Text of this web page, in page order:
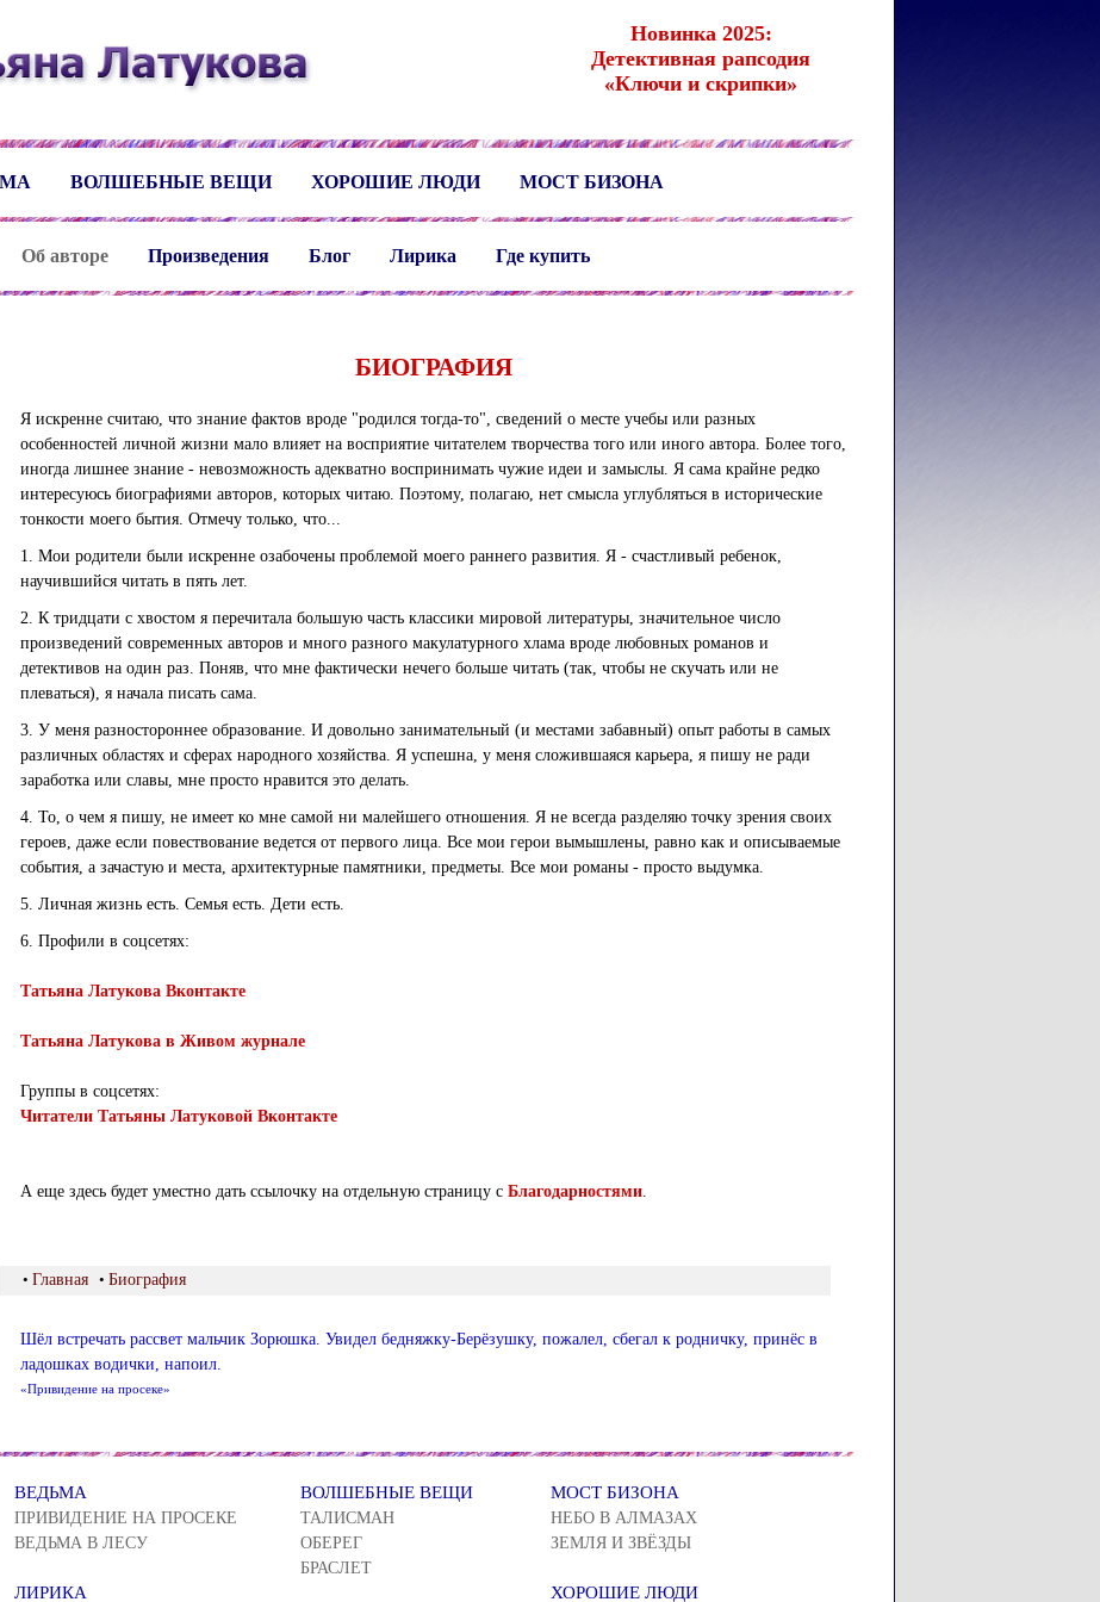
Новинка 2025:
Детективная рапсодия
«Ключи и скрипки»
ВОЛШЕБНЫЕ ВЕЩИ ХОРОШИЕ ЛЮДИ МОСТ БИЗОНА
Об авторе Произведения Блог Лирика Где купить
БИОГРАФИЯ
Я искренне считаю, что знание фактов вроде "родился тогда-то", сведений о месте учебы или разных
особенностей личной жизни мало влияет на восприятие читателем творчества того или иного автора. Более того,
иногда лишнее знание - невозможность адекватно воспринимать чужие идеи и замыслы. Я сама крайне редко
интересуюсь биографиями авторов, которых читаю. Поэтому, полагаю, нет смысла углубляться в исторические
тонкости моего бытия. Отмечу только, что...
1. Мои родители были искренне озабочены проблемой моего раннего развития. Я - счастливый ребенок,
научившийся читать в пять лет.
2. К тридцати с хвостом я перечитала большую часть классики мировой литературы, значительное число
произведений современных авторов и много разного макулатурного хлама вроде любовных романов и
детективов на один раз. Поняв, что мне фактически нечего больше читать (так, чтобы не скучать или не
плеваться), я начала писать сама.
3. У меня разностороннее образование. И довольно занимательный (и местами забавный) опыт работы в самых
различных областях и сферах народного хозяйства. Я успешна, у меня сложившаяся карьера, я пишу не ради
заработка или славы, мне просто нравится это делать.
4. То, о чем я пишу, не имеет ко мне самой ни малейшего отношения. Я не всегда разделяю точку зрения своих
героев, даже если повествование ведется от первого лица. Все мои герои вымышлены, равно как и описываемые
события, а зачастую и места, архитектурные памятники, предметы. Все мои романы - просто выдумка.
5. Личная жизнь есть. Семья есть. Дети есть.
6. Профили в соцсетях:
Татьяна Латукова Вконтакте
Татьяна Латукова в Живом журнале
Группы в соцсетях:
Читатели Татьяны Латуковой Вконтакте
А еще здесь будет уместно дать ссылочку на отдельную страницу с Благодарностями.
• Главная • Биография
Шёл встречать рассвет мальчик Зорюшка. Увидел бедняжку-Берёзушку, пожалел, сбегал к родничку, принёс в
ладошках водички, напоил.
«Привидение на просеке»
ВЕДЬМА
ПРИВИДЕНИЕ НА ПРОСЕКЕ
ВЕДЬМА В ЛЕСУ
ЛИРИКА
ВОЛШЕБНЫЕ ВЕЩИ
ТАЛИСМАН
ОБЕРЕГ
БРАСЛЕТ
МОСТ БИЗОНА
НЕБО В АЛМАЗАХ
ЗЕМЛЯ И ЗВЁЗДЫ
ХОРОШИЕ ЛЮДИ